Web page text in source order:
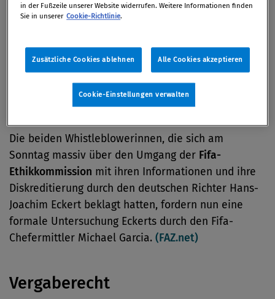
Middelhoff(Arcandor) bleibt in Untersuchungshaft,
Haftbefehls gegen ihn zu erreichen.
Antikorruption
Die beiden Whistleblowerinnen, die sich am
Sonntag massiv über den Umgang der Fifa-
Ethikkommission mit ihren Informationen und ihre
Diskreditierung durch den deutschen Richter Hans-
Joachim Eckert beklagt hatten, fordern nun eine
formale Untersuchung Eckerts durch den Fifa-
Chefermittler Michael Garcia. (FAZ.net)
Vergaberecht
in der Fußzeile unserer Website widerrufen. Weitere Informationen finden
Sie in unserer Cookie-Richtlinie.
Zusätzliche Cookies ablehnen Alle Cookies akzeptieren
Cookie-Einstellungen verwalten